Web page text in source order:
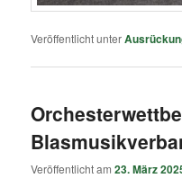
Veröffentlicht unter
Veröffentlicht am23. März